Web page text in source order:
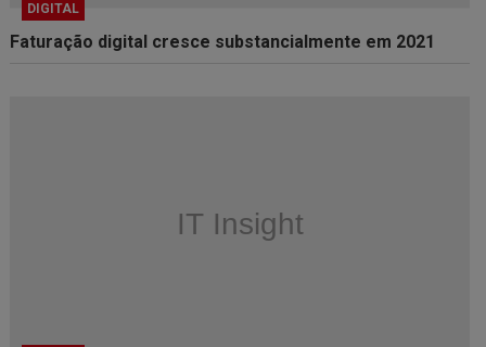
DIGITAL
Faturação digital cresce substancialmente em 2021